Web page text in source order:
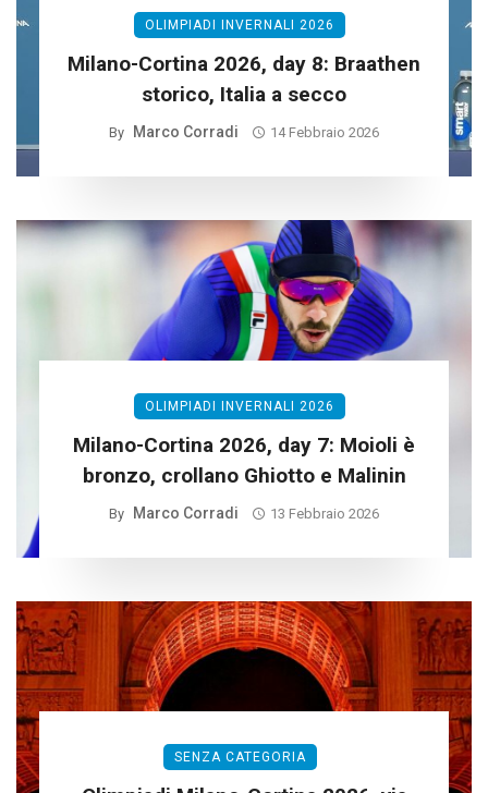
OLIMPIADI INVERNALI 2026
Milano-Cortina 2026, day 8: Braathen
storico, Italia a secco
By Marco Corradi 14 Febbraio 2026
OLIMPIADI INVERNALI 2026
Milano-Cortina 2026, day 7: Moioli è
bronzo, crollano Ghiotto e Malinin
By Marco Corradi 13 Febbraio 2026
SENZA CATEGORIA